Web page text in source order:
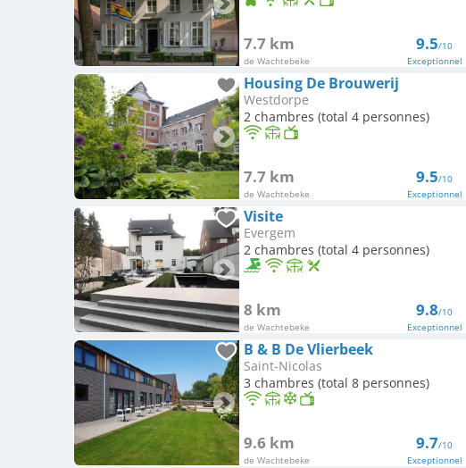
7.7 km
de Wachtebeke
9.5/10
Exceptionnel
Housing De Brouwerij
Westdorpe
2 chambres (total 4 personnes)
7.7 km
de Wachtebeke
9.5/10
Exceptionnel
Visite
Evergem
2 chambres (total 4 personnes)
8 km
de Wachtebeke
9.8/10
Exceptionnel
B & B De Vlierbeek
Saint-Nicolas
3 chambres (total 8 personnes)
9.6 km
de Wachtebeke
9.7/10
Exceptionnel